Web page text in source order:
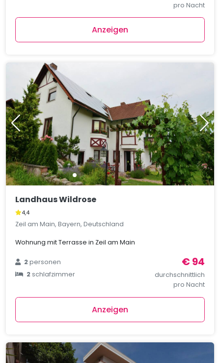
pro Nacht
Anzeigen
Landhaus Wildrose
4,4
Zeil am Main, Bayern, Deutschland
Wohnung mit Terrasse in Zeil am Main
2personen
2schlafzimmer
€ 94
durchschnittlich
pro Nacht
Anzeigen